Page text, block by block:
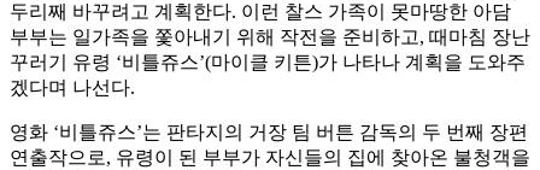
두리째 바꾸려고 계획한다. 이런 찰스 가족이 못마땅한 아담
부부는 일가족을 쫓아내기 위해 작전을 준비하고, 때마침 장난
꾸러기 유령 ‘비틀쥬스’(마이클 키튼)가 나타나 계획을 도와주
겠다며 나선다.
영화 ‘비틀쥬스’는 판타지의 거장 팀 버튼 감독의 두 번째 장편
연출작으로, 유령이 된 부부가 자신들의 집에 찾아온 불청객을